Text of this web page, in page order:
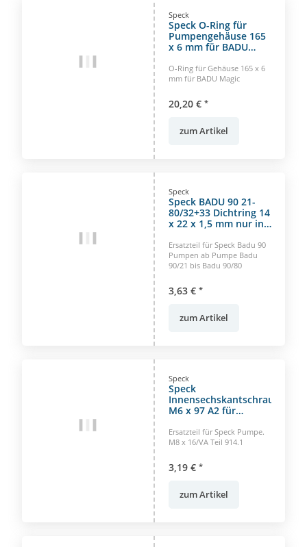
Speck
Speck O-Ring für
Pumpengehäuse 165
x 6 mm für BADU
E31016
O-Ring für Gehäuse 165 x 6
mm für BADU Magic
20,20 € *
zum Artikel
Speck
Speck BADU 90 21-
80/32+33 Dichtring 14
x 22 x 1,5 mm nur in
anderen Dichtungen
Ersatzteil für Speck Badu 90
Pumpen ab Pumpe Badu
90/21 bis Badu 90/80
3,63 € *
zum Artikel
Speck
Speck
Innensechskantschraube
M6 x 97 A2 für
21-80 Pumpe
Ersatzteil für Speck Pumpe.
M8 x 16/VA Teil 914.1
3,19 € *
zum Artikel